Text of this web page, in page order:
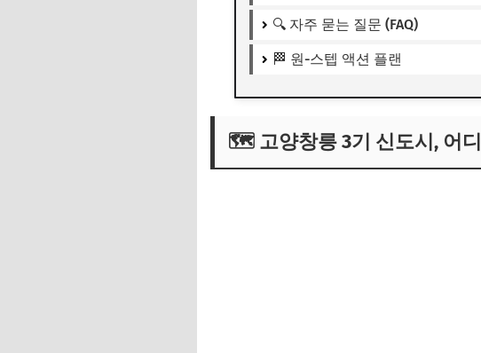
🔍 자주 묻는 질문 (FAQ)
🏁 원-스텝 액션 플랜
🗺️ 고양창릉 3기 신도시, 어